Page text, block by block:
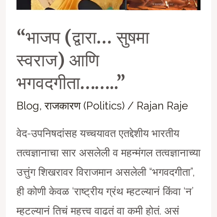
“भाजप (द्वारा… सुषमा
स्वराज) आणि
भगवदगीता……..”
Blog,राजकारण (Politics)/ Rajan Raje
वेद-उपनिषदांसह यच्चयावत एतद्देशीय भारतीय
तत्वज्ञानाचा सार असलेली व महन्मंगल तत्वज्ञानाच्या
उत्तुंग शिखरावर विराजमान असलेली “भगवदगीता”,
ही कोणी केवळ ‘राष्ट्रीय ग्रंथ म्हटल्यानं किंवा ‘न’
म्हटल्यानं तिचं महत्त्व वाढतं वा कमी होतं. असं